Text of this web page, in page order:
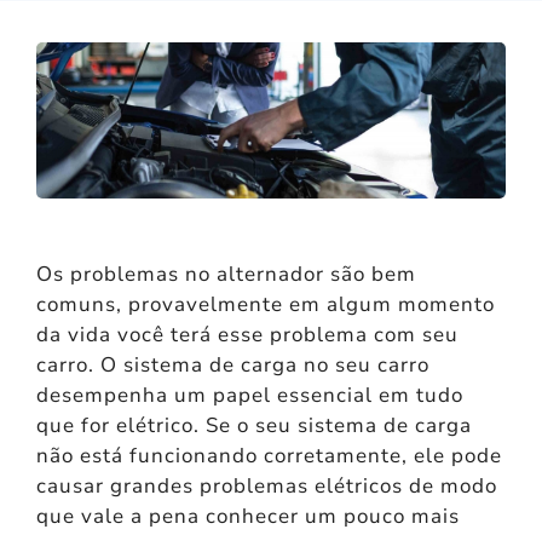
Os problemas no alternador são bem
comuns, provavelmente em algum momento
da vida você terá esse problema com seu
carro. O sistema de carga no seu carro
desempenha um papel essencial em tudo
que for elétrico. Se o seu sistema de carga
não está funcionando corretamente, ele pode
causar grandes problemas elétricos de modo
que vale a pena conhecer um pouco mais